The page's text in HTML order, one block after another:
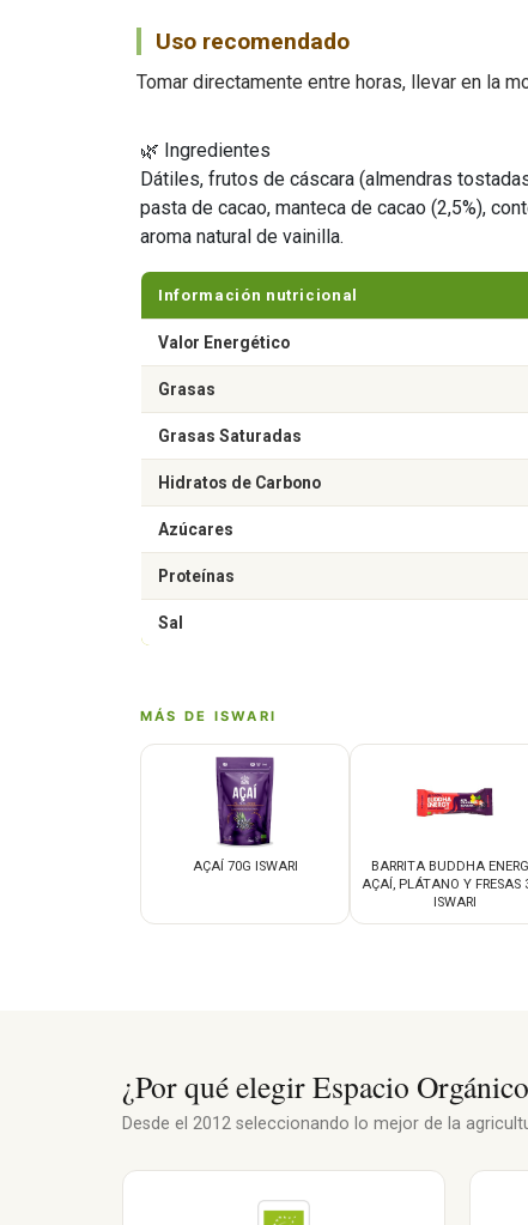
Uso recomendado
Tomar directamente entre horas, llevar en la
🌿 Ingredientes
Dátiles, frutos de cáscara (almendras
pasta de cacao, manteca de cacao (2,5%),
aroma natural de vainilla.
Información nutricional
Valor Energético
Grasas
Grasas Saturadas
Hidratos de Carbono
Azúcares
Proteínas
Sal
MÁS DE ISWARI
AÇAÍ 70G ISWARI
BARRITA BUDDHA
AÇAÍ, PLÁTANO Y FRESAS
ISWARI
¿Por qué elegir Espacio
Desde el 2012 seleccionando lo mejor de la